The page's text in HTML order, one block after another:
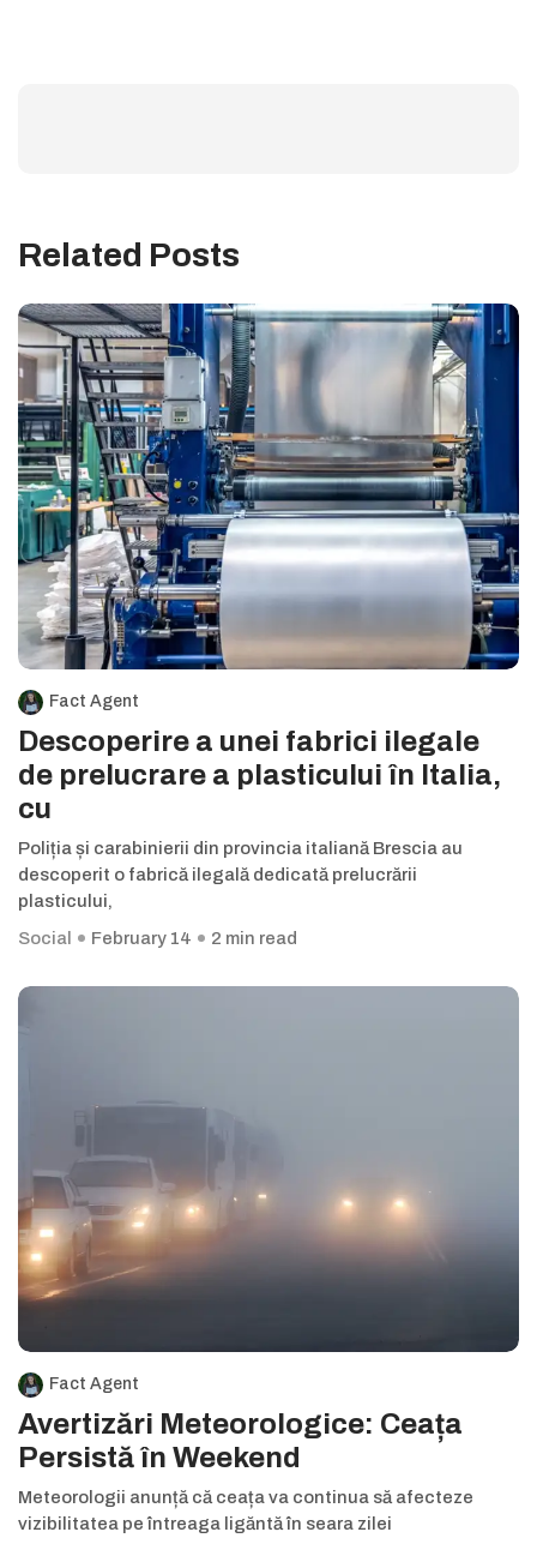
Related Posts
Fact Agent
Descoperire a unei fabrici ilegale
de prelucrare a plasticului în Italia,
cu
Poliția și carabinierii din provincia italiană Brescia au
descoperit o fabrică ilegală dedicată prelucrării
plasticului,
Social
February 14 2 min read
Fact Agent
Avertizări Meteorologice: Ceața
Persistă în Weekend
Meteorologii anunță că ceața va continua să afecteze
vizibilitatea pe întreaga ligăntă în seara zilei